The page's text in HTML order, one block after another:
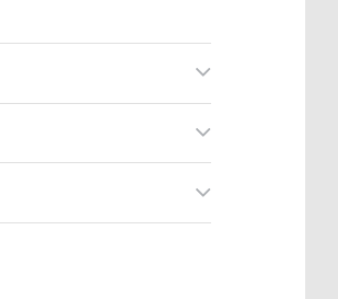
vara stängd under drift. Vid
för gräsklipparen att svänga
Slaghacken hängs i
ha minst 90 hk.